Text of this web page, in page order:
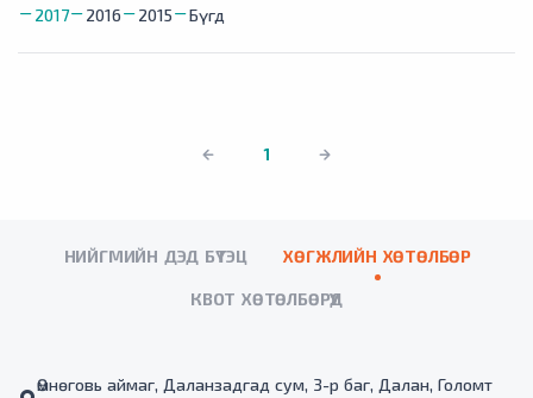
2017
2016 2015 Бүгд
1
НИЙГМИЙН ДЭД БҮТЭЦ ХӨГЖЛИЙН ХӨТӨЛБӨР
КВОТ ХӨТӨЛБӨРҮҮД
Өмнөговь аймаг, Даланзадгад сум, 3-р баг, Далан, Голомт